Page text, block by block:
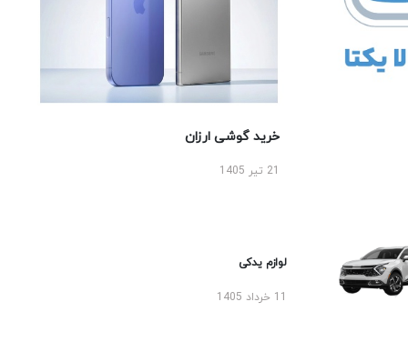
خرید گوشی ارزان
لوازم یدکی